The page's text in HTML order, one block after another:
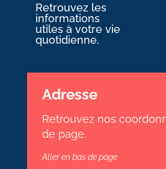
Retrouvez les
informations
utiles à votre vie
quotidienne.
Adresse
Retrouvez nos
de page.
Aller en bas de page